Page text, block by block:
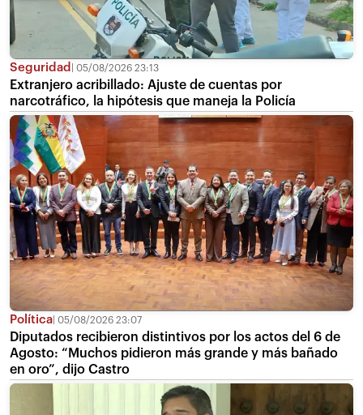
Seguridad 05/08/2026 23:13
Extranjero acribillado: Ajuste de cuentas por
narcotráfico, la hipótesis que maneja la Policía
Política 05/08/2026 23:07
Diputados recibieron distintivos por los actos del 6 de
Agosto: “Muchos pidieron más grande y más bañado
en oro”, dijo Castro